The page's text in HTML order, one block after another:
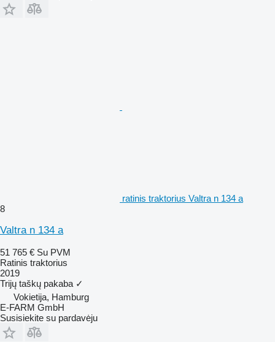
ratinis traktorius Valtra n 134 a
8
Valtra n 134 a
51 765 € Su PVM
Ratinis traktorius
2019
Trijų taškų pakaba ✓
Vokietija, Hamburg
E-FARM GmbH
Susisiekite su pardavėju